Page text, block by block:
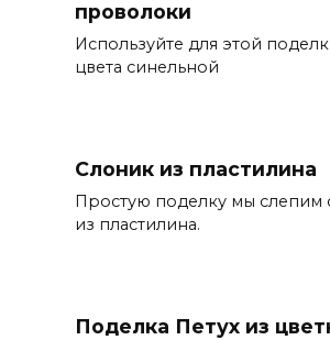
проволоки
Используйте для этой
цвета синельной
Слоник из пластилина
Простую поделку мы слепим
из пластилина.
Поделка Петух из